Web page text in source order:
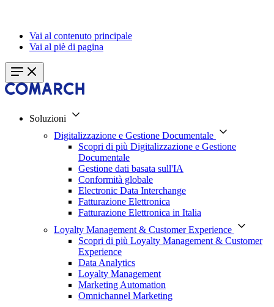
Vai al contenuto principale
Vai al piè di pagina
Soluzioni
Digitalizzazione e Gestione Documentale
Scopri di più Digitalizzazione e Gestione
Documentale
Gestione dati basata sull'IA
Conformità globale
Electronic Data Interchange
Fatturazione Elettronica
Fatturazione Elettronica in Italia
Loyalty Management & Customer Experience
Scopri di più Loyalty Management & Customer
Experience
Data Analytics
Loyalty Management
Marketing Automation
Omnichannel Marketing